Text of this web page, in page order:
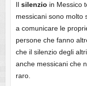
Ilsilenzio in Messico
messicani sono molto
a comunicare le
persone che fanno
che il silenzio degli
anche messicani che
raro.